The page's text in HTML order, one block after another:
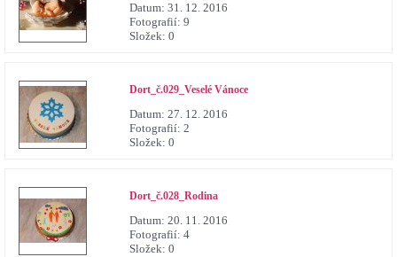
Datum: 31. 12. 2016
Fotografií: 9
Složek: 0
Dort_č.029_Veselé Vánoce
Datum: 27. 12. 2016
Fotografií: 2
Složek: 0
Dort_č.028_Rodina
Datum: 20. 11. 2016
Fotografií: 4
Složek: 0